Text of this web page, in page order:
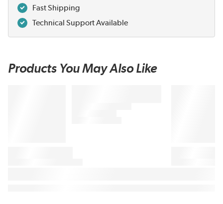
Fast Shipping
Technical Support Available
Products You May Also Like